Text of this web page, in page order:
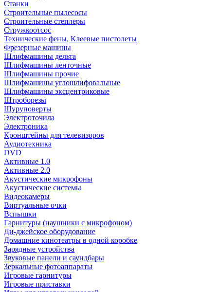
Станки
Строительные пылесосы
Строительные степлеры
Стружкоотсос
Технические фены, Клеевые пистолеты
Фрезерные машины
Шлифмашины дельта
Шлифмашины ленточные
Шлифмашины прочие
Шлифмашины углошлифовальные
Шлифмашины эксцентриковые
Штроборезы
Шуруповерты
Электроточила
Электроника
Кронштейны для телевизоров
Аудиотехника
DVD
Активные 1.0
Активные 2.0
Акустические микрофоны
Акустические системы
Видеокамеры
Виртуальные очки
Вспышки
Гарнитуры (наушники с микрофоном)
Ди-джейское оборудование
Домашние кинотеатры в одной коробке
Зарядные устройства
Звуковые панели и саундбары
Зеркальные фотоаппараты
Игровые гарнитуры
Игровые приставки